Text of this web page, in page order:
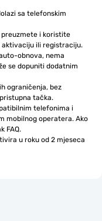
sa telefonskim
preuzmete i koristite
aktivaciju ili registraciju.
obnova, nema
se dopuniti dodatnim
ograničenja, bez
tačka.
telefonima i
mobilnog operatera. Ako
FAQ.
u roku od 2 mjeseca